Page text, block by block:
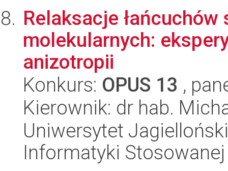
Relaksacje
molekularnych:
anizotropii
Konkurs: OPUS 13 ,
Kierownik: dr hab.
Uniwersytet
Informatyki Stosowanej